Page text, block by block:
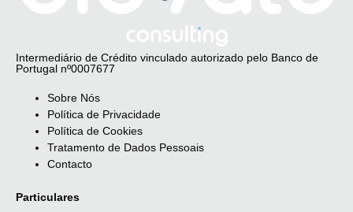
Intermediário de Crédito vinculado autorizado pelo Banco de
Portugal nº0007677
Sobre Nós
Política de Privacidade
Política de Cookies
Tratamento de Dados Pessoais
Contacto
Particulares